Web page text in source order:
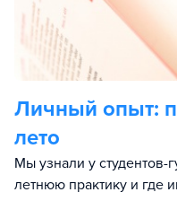
Личный опыт:
лето
Мы узнали у студентов-
летнюю практику и где